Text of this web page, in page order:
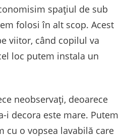
spațiul de sub
folosi în alt scop. Acest
viitor, când copilul va
loc putem instala un
neobservați, deoarece
i decora este mare. Putem
cu o vopsea lavabilă care